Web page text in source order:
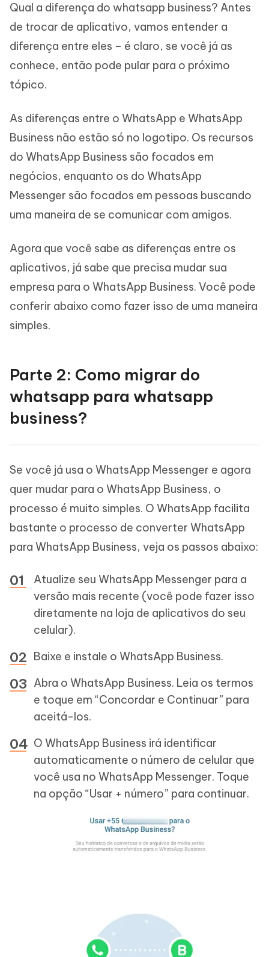
Qual a diferença do whatsapp business? Antes
de trocar de aplicativo, vamos entender a
diferença entre eles – é claro, se você já as
conhece, então pode pular para o próximo
tópico.
As diferenças entre o WhatsApp e WhatsApp
Business não estão só no logotipo. Os recursos
do WhatsApp Business são focados em
negócios, enquanto os do WhatsApp
Messenger são focados em pessoas buscando
uma maneira de se comunicar com amigos.
Agora que você sabe as diferenças entre os
aplicativos, já sabe que precisa mudar sua
empresa para o WhatsApp Business. Você pode
conferir abaixo como fazer isso de uma maneira
simples.
Parte 2: Como migrar do
whatsapp para whatsapp
business?
Se você já usa o WhatsApp Messenger e agora
quer mudar para o WhatsApp Business, o
processo é muito simples. O WhatsApp facilita
bastante o processo de converter WhatsApp
para WhatsApp Business, veja os passos abaixo:
Atualize seu WhatsApp Messenger para a
versão mais recente (você pode fazer isso
diretamente na loja de aplicativos do seu
celular).
Baixe e instale o WhatsApp Business.
Abra o WhatsApp Business. Leia os termos
e toque em “Concordar e Continuar” para
aceitá-los.
O WhatsApp Business irá identificar
automaticamente o número de celular que
você usa no WhatsApp Messenger. Toque
na opção “Usar + número” para continuar.